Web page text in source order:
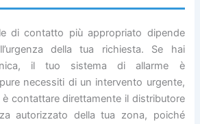
di contatto più appropriato dipende
della tua richiesta. Se hai
il tuo sistema di allarme è
necessiti di un intervento urgente,
contattare direttamente il distributore
autorizzato della tua zona, poiché